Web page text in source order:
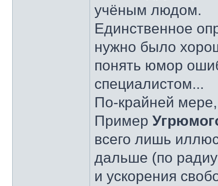
учёным людом.
Единственное
нужно было
понять юмор
специалистом...
По-крайней
Пример
всего лишь
дальше (по
и ускорения